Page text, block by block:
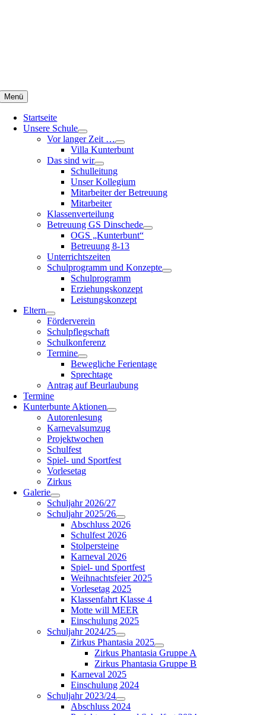
Menü
Startseite
Unsere Schule
Vor langer Zeit …
Villa Kunterbunt
Das sind wir
Schulleitung
Unser Kollegium
Mitarbeiter der Betreuung
Mitarbeiter
Klassenverteilung
Betreuung GS Dinschede
OGS „Kunterbunt“
Betreuung 8-13
Unterrichtszeiten
Schulprogramm und Konzepte
Schulprogramm
Erziehungskonzept
Leistungskonzept
Eltern
Förderverein
Schulpflegschaft
Schulkonferenz
Termine
Bewegliche Ferientage
Sprechtage
Antrag auf Beurlaubung
Termine
Kunterbunte Aktionen
Autorenlesung
Karnevalsumzug
Projektwochen
Schulfest
Spiel- und Sportfest
Vorlesetag
Zirkus
Galerie
Schuljahr 2026/27
Schuljahr 2025/26
Abschluss 2026
Schulfest 2026
Stolpersteine
Karneval 2026
Spiel- und Sportfest
Weihnachtsfeier 2025
Vorlesetag 2025
Klassenfahrt Klasse 4
Motte will MEER
Einschulung 2025
Schuljahr 2024/25
Zirkus Phantasia 2025
Zirkus Phantasia Gruppe A
Zirkus Phantasia Gruppe B
Karneval 2025
Einschulung 2024
Schuljahr 2023/24
Abschluss 2024